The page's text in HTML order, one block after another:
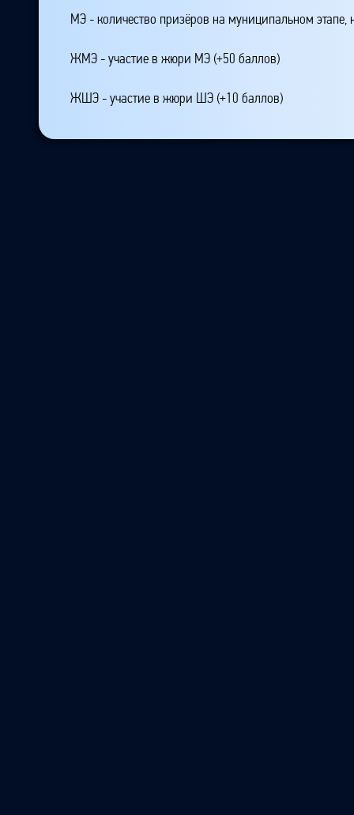
МЭ - количество призёров на муниципальном
ЖМЭ - участие в жюри МЭ (+50 баллов)
ЖШЭ - участие в жюри ШЭ (+10 баллов)